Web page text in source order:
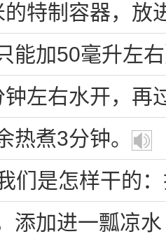
的特制 容器， 放
能加50毫升左右
钟左右水开， 再
热煮3分钟。
们是怎样干的 ：
添加进一瓢凉水